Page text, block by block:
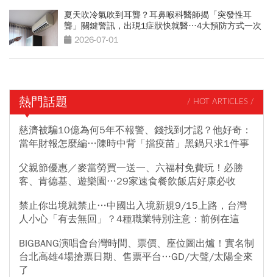
夏天吹冷氣吹到耳聾？耳鼻喉科醫師揭「突發性耳
聾」關鍵警訊，出現1症狀快就醫…4大預防方式一次
看 2026-07-01
熱門話題 / HOT ARTICLES /
慈濟被騙10億為何5年不報警、錢找到才認？他好奇：
當年財報怎麼編…陳時中背「擋疫苗」黑鍋只求1件事
父親節優惠／麥當勞買一送一、六福村免費玩！必勝
客、肯德基、遊樂園…29家速食餐飲飯店好康必收
禁止你出境就禁止…中國出入境新規9/15上路，台灣
人小心「有去無回」？4種職業特別注意：前例在這
BIGBANG演唱會台灣時間、票價、座位圖出爐！實名制
台北高雄4場搶票日期、售票平台…GD/大聲/太陽全來
了